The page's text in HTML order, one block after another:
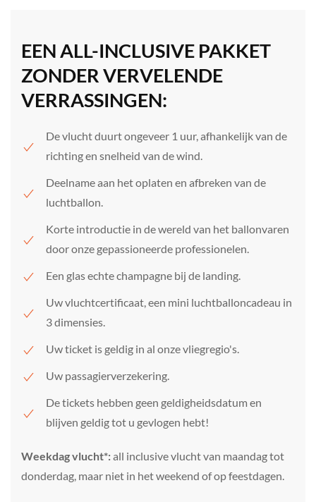
EEN ALL-INCLUSIVE PAKKET
ZONDER VERVELENDE
VERRASSINGEN:
De vlucht duurt ongeveer 1 uur, afhankelijk van de
richting en snelheid van de wind.
Deelname aan het oplaten en afbreken van de
luchtballon.
Korte introductie in de wereld van het ballonvaren
door onze gepassioneerde professionelen.
Een glas echte champagne bij de landing.
Uw vluchtcertificaat, een mini luchtballoncadeau in
3 dimensies.
Uw ticket is geldig in al onze vliegregio's.
Uw passagierverzekering.
De tickets hebben geen geldigheidsdatum en
blijven geldig tot u gevlogen hebt!
Weekdag vlucht*:all inclusive vlucht van maandag tot
donderdag, maar niet in het weekend of op feestdagen.